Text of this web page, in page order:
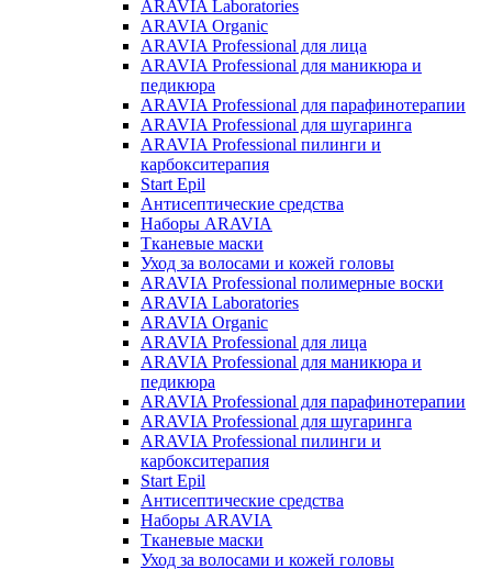
ARAVIA Laboratories
ARAVIA Organic
ARAVIA Professional для лица
ARAVIA Professional для маникюра и
педикюра
ARAVIA Professional для парафинотерапии
ARAVIA Professional для шугаринга
ARAVIA Professional пилинги и
карбокситерапия
Start Epil
Антисептические средства
Наборы ARAVIA
Тканевые маски
Уход за волосами и кожей головы
ARAVIA Professional полимерные воски
ARAVIA Laboratories
ARAVIA Organic
ARAVIA Professional для лица
ARAVIA Professional для маникюра и
педикюра
ARAVIA Professional для парафинотерапии
ARAVIA Professional для шугаринга
ARAVIA Professional пилинги и
карбокситерапия
Start Epil
Антисептические средства
Наборы ARAVIA
Тканевые маски
Уход за волосами и кожей головы